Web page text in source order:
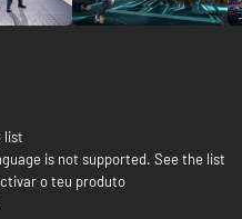
list
is not supported. See the list
o teu produto